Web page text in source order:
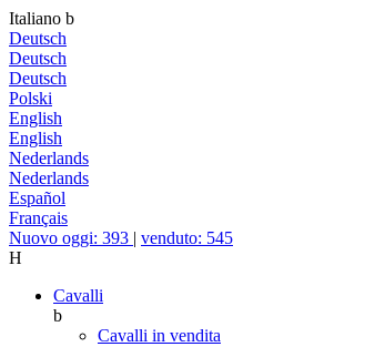
Italiano b
Deutsch
Deutsch
Deutsch
Polski
English
English
Nederlands
Nederlands
Español
Français
Nuovo oggi: 393 | venduto: 545
H
Cavalli
b
Cavalli in vendita